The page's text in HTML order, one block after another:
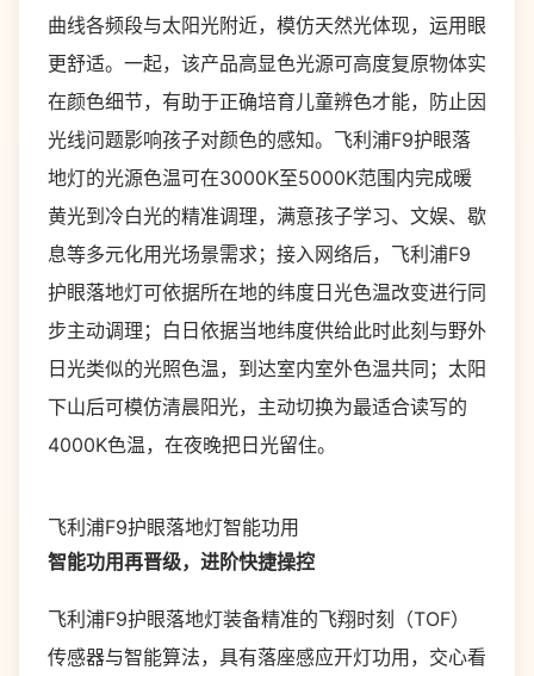
曲线各频段与太阳光附近，模仿天然光体现，运用眼
更舒适。一起，该产品高显色光源可高度复原物体实
在颜色细节，有助于正确培育儿童辨色才能，防止因
光线问题影响孩子对颜色的感知。飞利浦F9护眼落
地灯的光源色温可在3000K至5000K范围内完成暖
黄光到冷白光的精准调理，满意孩子学习、文娱、歇
息等多元化用光场景需求；接入网络后，飞利浦F9
护眼落地灯可依据所在地的纬度日光色温改变进行同
步主动调理；白日依据当地纬度供给此时此刻与野外
日光类似的光照色温，到达室内室外色温共同；太阳
下山后可模仿清晨阳光，主动切换为最适合读写的
4000K色温，在夜晚把日光留住。
飞利浦F9护眼落地灯智能功用
智能功用再晋级，进阶快捷操控
飞利浦F9护眼落地灯装备精准的飞翔时刻（TOF）
传感器与智能算法，具有落座感应开灯功用，交心看